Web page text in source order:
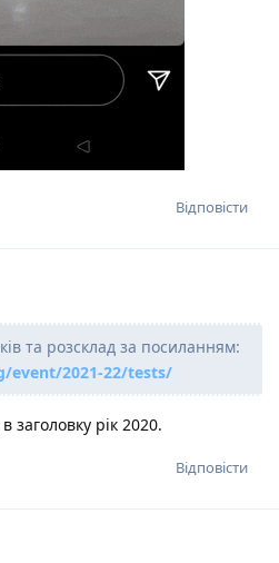
Відповісти
та розсклад за посиланням:
event/2021-22/tests/
заголовку рік 2020.
Відповісти